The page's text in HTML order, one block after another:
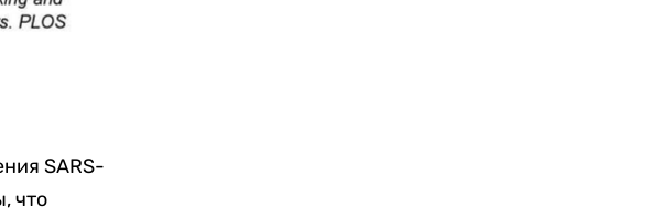
SARS-
что